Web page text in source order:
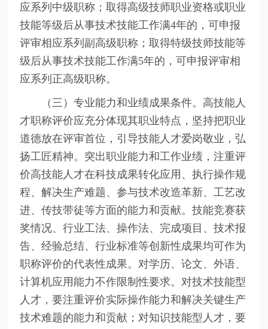
应系列中级职称；取得高级技师职业资格或职业
技能等级后从事技术技能工作满4年的，可申报
评审相应系列副高级职称；取得特级技师技能等
级后从事技术技能工作满5年的，可申报评审相
应系列正高级职称。
（三）专业能力和业绩成果条件。高技能人
才职称评价应充分体现其职业特点，坚持把职业
道德放在评审首位，引导技能人才爱岗敬业，弘
扬工匠精神。突出职业能力和工作业绩，注重评
价高技能人才在科技成果转化应用、执行操作规
程、解决生产难题、参与技术改造革新、工艺改
进、传技带徒等方面的能力和贡献。技能竞赛获
奖情况、行业工法、操作法、完成项目、技术报
告、经验总结、行业标准等创新性成果均可作为
职称评价的代表性成果。对学历、论文、外语、
计算机应用能力不作限制性要求。对技术技能型
人才，要注重评价实际操作能力和解决关键生产
技术难题的能力和贡献；对知识技能型人才，要